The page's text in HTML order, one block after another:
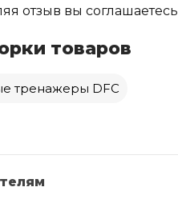
отзыв вы соглашаетесь
товаров
тренажеры DFC